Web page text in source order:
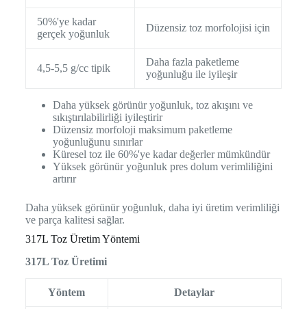
50%'ye kadar
gerçek yoğunluk
Düzensiz toz morfolojisi için
4,5-5,5 g/cc tipik
Daha fazla paketleme
yoğunluğu ile iyileşir
Daha yüksek görünür yoğunluk, toz akışını ve
sıkıştırılabilirliği iyileştirir
Düzensiz morfoloji maksimum paketleme
yoğunluğunu sınırlar
Küresel toz ile 60%'ye kadar değerler mümkündür
Yüksek görünür yoğunluk pres dolum verimliliğini
artırır
Daha yüksek görünür yoğunluk, daha iyi üretim verimliliği
ve parça kalitesi sağlar.
317L Toz Üretim Yöntemi
317L Toz Üretimi
Yöntem Detaylar